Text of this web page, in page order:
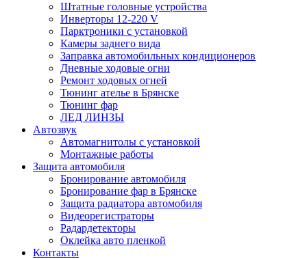
Штатные головные устройства
Инверторы 12-220 V
Парктроники с установкой
Камеры заднего вида
Заправка автомобильных кондиционеров
Дневные ходовые огни
Ремонт ходовых огней
Тюнинг ателье в Брянске
Тюнинг фар
ЛЕД ЛИНЗЫ
Автозвук
Автомагнитолы c установкой
Монтажные работы
Защита автомобиля
Бронирование автомобиля
Бронирование фар в Брянске
Защита радиатора автомобиля
Видеорегистраторы
Радардетекторы
Оклейка авто пленкой
Контакты